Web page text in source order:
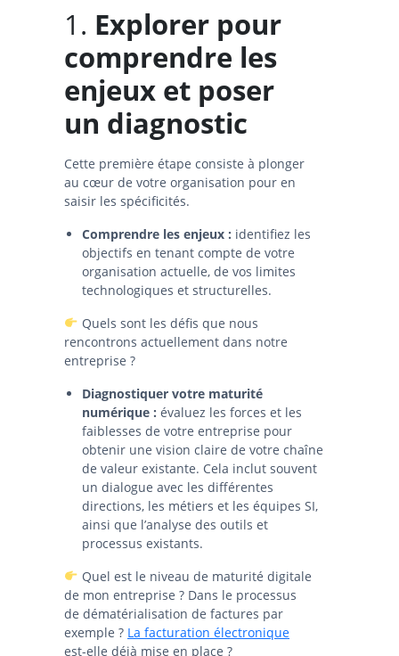
1. Explorer pour
comprendre les
enjeux et poser
un diagnostic
Cette première étape consiste à plonger
au cœur de votre organisation pour en
saisir les spécificités.
Comprendre les enjeux : identifiez les
objectifs en tenant compte de votre
organisation actuelle, de vos limites
technologiques et structurelles.
Quels sont les défis que nous
rencontrons actuellement dans notre
entreprise ?
Diagnostiquer votre maturité
numérique : évaluez les forces et les
faiblesses de votre entreprise pour
obtenir une vision claire de votre chaîne
de valeur existante. Cela inclut souvent
un dialogue avec les différentes
directions, les métiers et les équipes SI,
ainsi que l’analyse des outils et
processus existants.
Quel est le niveau de maturité digitale
de mon entreprise ? Dans le processus
de dématérialisation de factures par
exemple ? La facturation électronique
est-elle déjà mise en place ?